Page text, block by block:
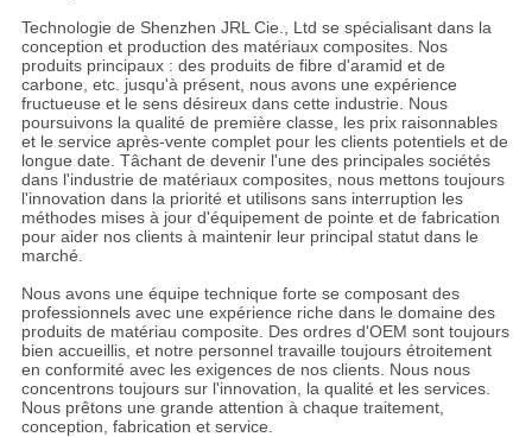
Technologie de Shenzhen JRL Cie., Ltd se spécialisant dans la
conception et production des matériaux composites. Nos
produits principaux : des produits de fibre d'aramid et de
carbone, etc. jusqu'à présent, nous avons une expérience
fructueuse et le sens désireux dans cette industrie. Nous
poursuivons la qualité de première classe, les prix raisonnables
et le service après-vente complet pour les clients potentiels et de
longue date. Tâchant de devenir l'une des principales sociétés
dans l'industrie de matériaux composites, nous mettons toujours
l'innovation dans la priorité et utilisons sans interruption les
méthodes mises à jour d'équipement de pointe et de fabrication
pour aider nos clients à maintenir leur principal statut dans le
marché.
Nous avons une équipe technique forte se composant des
professionnels avec une expérience riche dans le domaine des
produits de matériau composite. Des ordres d'OEM sont toujours
bien accueillis, et notre personnel travaille toujours étroitement
en conformité avec les exigences de nos clients. Nous nous
concentrons toujours sur l'innovation, la qualité et les services.
Nous prêtons une grande attention à chaque traitement,
conception, fabrication et service.